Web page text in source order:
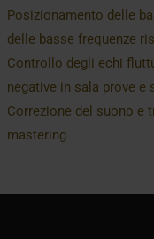
Posizionamento delle
delle basse frequenze
Controllo degli echi
negative in sala prove e
Correzione del suono e
mastering